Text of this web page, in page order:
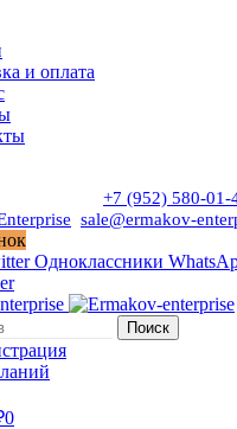
и оплата
+7 (952) 580-01-
sale@ermakov-
Одноклассники
Поиск
0